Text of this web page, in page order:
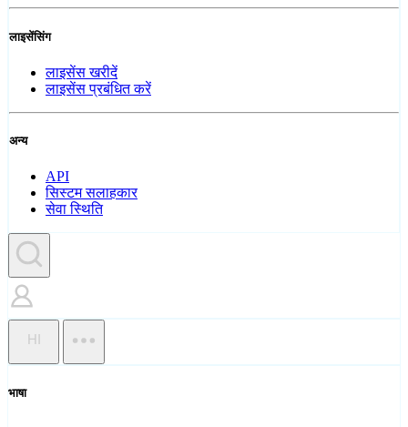
लाइसेंसिंग
लाइसेंस खरीदें
लाइसेंस प्रबंधित करें
अन्य
API
सिस्टम सलाहकार
सेवा स्थिति
HI
भाषा